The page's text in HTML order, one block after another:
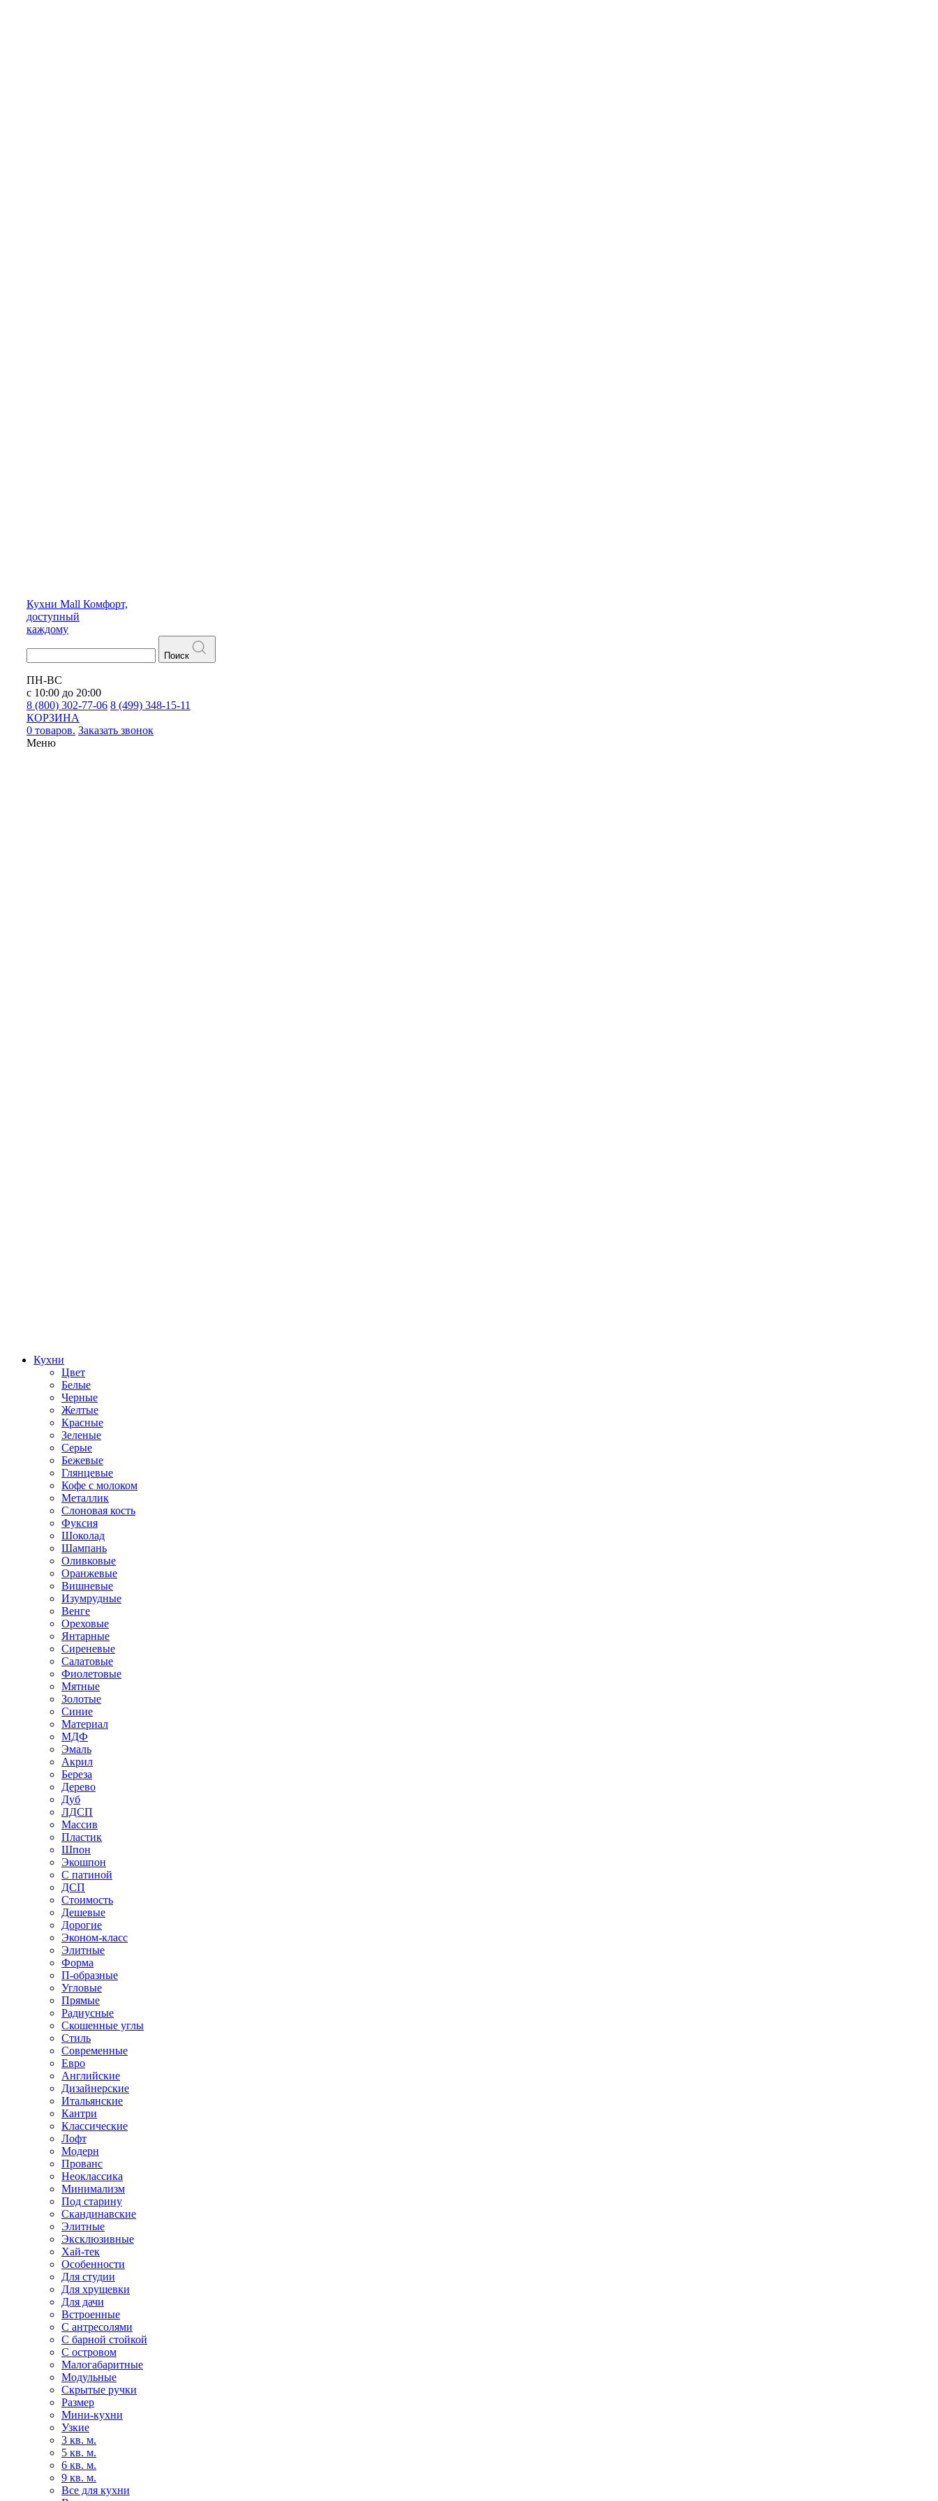
Кухни Mall Комфорт,
доступный
каждому
Поиск
ПН-ВС
с 10:00 до 20:00
8 (800) 302-77-06 8 (499) 348-15-11
КОРЗИНА
0 товаров. Заказать звонок
Меню
Кухни
Цвет
Белые
Черные
Желтые
Красные
Зеленые
Серые
Бежевые
Глянцевые
Кофе с молоком
Металлик
Слоновая кость
Фуксия
Шоколад
Шампань
Оливковые
Оранжевые
Вишневые
Изумрудные
Венге
Ореховые
Янтарные
Сиреневые
Салатовые
Фиолетовые
Мятные
Золотые
Синие
Материал
МДФ
Эмаль
Акрил
Береза
Дерево
Дуб
ЛДСП
Массив
Пластик
Шпон
Экошпон
С патиной
ДСП
Стоимость
Дешевые
Дорогие
Эконом-класс
Элитные
Форма
П-образные
Угловые
Прямые
Радиусные
Скошенные углы
Стиль
Современные
Евро
Английские
Дизайнерские
Итальянские
Кантри
Классические
Лофт
Модерн
Прованс
Неоклассика
Минимализм
Под старину
Скандинавские
Элитные
Эксклюзивные
Хай-тек
Особенности
Для студии
Для хрущевки
Для дачи
Встроенные
С антресолями
С барной стойкой
С островом
Малогабаритные
Модульные
Скрытые ручки
Размер
Мини-кухни
Узкие
3 кв. м.
5 кв. м.
6 кв. м.
9 кв. м.
Все для кухни